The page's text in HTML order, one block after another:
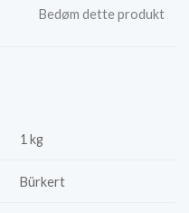
Bedøm dette produkt
1 kg
Bürkert